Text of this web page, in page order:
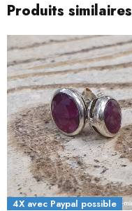
Produits similaires
4X avec Paypal possible